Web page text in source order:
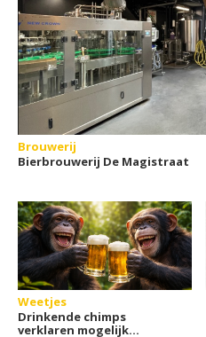
Brouwerij
Bierbrouwerij De Magistraat
Weetjes
Drinkende chimps
verklaren mogelijk